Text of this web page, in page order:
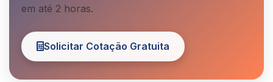
em até 2 horas.
Solicitar Cotação Gratuita